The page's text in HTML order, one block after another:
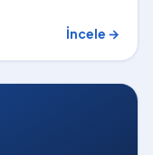
İncele →